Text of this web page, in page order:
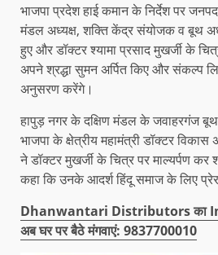
भाजपा प्रदेश हाई कमान के निर्देश पर
मंडल अध्यक्ष, शक्ति केंद्र संयोजक व बूथ
हुए और डॉक्टर श्यामा प्रसाद मुखर्जी के
अपने श्रद्धा सुमन अर्पित किए और संकल्प
अनुसरण करेंगे।
हापुड़ नगर के दक्षिण मंडल के जवाहरगंज
भाजपा के क्षेत्रीय महामंत्री डॉक्टर
ने डॉक्टर मुखर्जी के चित्र पर माल्यर्पण कर
कहा कि उनके आदर्श हिंदू समाज के लिए
Dhanwantari Distributors का
अब घर पर बैठे मंगवाएं: 9837700010